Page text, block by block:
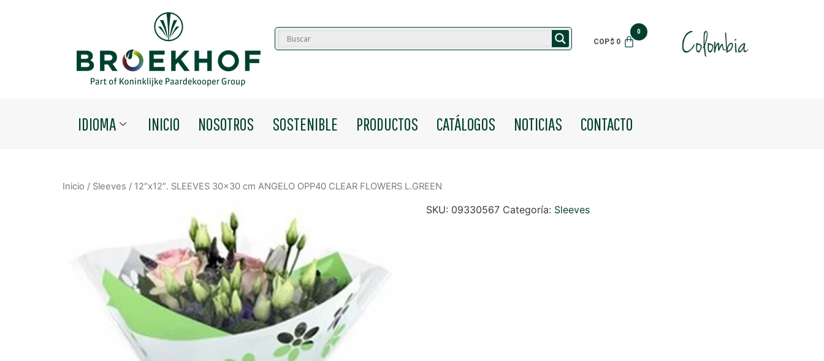
$ 0
IDIOMA INICIO NOSOTROS SOSTENIBLE PRODUCTOS CATÁLOGOS NOTICIAS CONTACTO
Inicio / Sleeves / 12″x12″. SLEEVES 30×30 cm ANGELO OPP40 CLEAR FLOWERS L.GREEN
SKU: 09330567 Categoría: Sleeves